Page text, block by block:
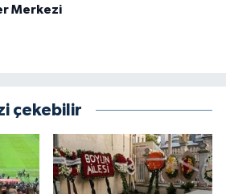
Merkezi
çekebilir